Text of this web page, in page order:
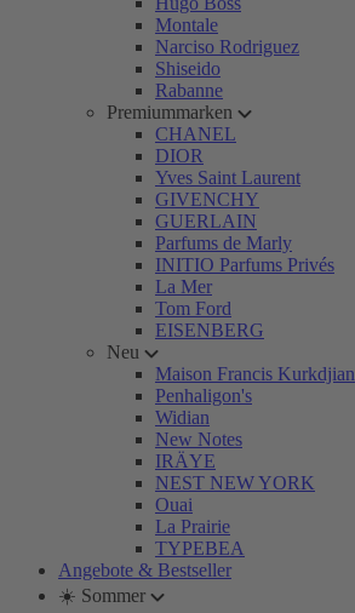
Montale
Narciso Rodriguez
Shiseido
Rabanne
Premiummarken
CHANEL
DIOR
Yves Saint Laurent
GIVENCHY
GUERLAIN
Parfums de Marly
INITIO Parfums Privés
La Mer
Tom Ford
EISENBERG
Neu
Maison Francis Kurkdjian
Penhaligon's
Widian
New Notes
IRÄYE
NEST NEW YORK
Ouai
La Prairie
TYPEBEA
Angebote & Bestseller
☀️ Sommer